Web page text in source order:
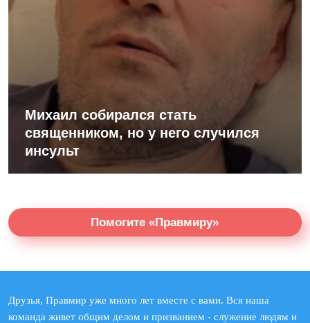
Михаил собирался стать
священником, но у него случился
инсульт
Помогите «Правмиру»
Друзья, Правмир уже много лет вместе с вами. Вся наша
команда живет общим делом и призванием - служение людям и